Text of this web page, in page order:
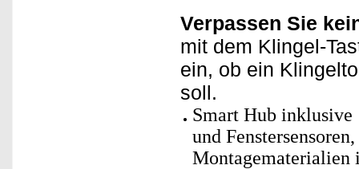
Verpassen Sie
mit dem Klingel-
ein, ob ein
soll.
Smart Hub
und
Montagematerialien